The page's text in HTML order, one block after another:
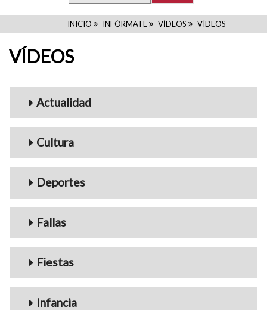
RUTA
INICIO INFÓRMATE VÍDEOS VÍDEOS
VÍDEOS
Menu_Videos
Actualidad
Cultura
Deportes
Fallas
Fiestas
Infancia